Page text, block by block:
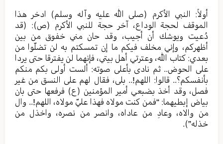
أولاً: النبي الأكرم (صلى الله عليه وآله وسلم) ادخر هذا
الموقف لحجة الوداع، آخر حجة للنبي الأكرم (ص): (قد
دُعيت ويوشك أن أجيب، وقد حان مني خفوق من بين
أظهركم، وإني مخلف فيكم ما إن تمسكتم به لن تضلّوا من
بعدي: كتاب الله، وعترتي أهل بيتي، فإنهما لن يفترقا حتى يردا
على الحوض.. ثم نادى بأعلى صوته: ألست أولى بكم منكم
بأنفسكم؟.. قالوا: اللهم!.. بلى، فقال لهم على النسق من غير
فصل، وقد أخذ بضبعي أمير المؤمنين (ع) فرفعها حتى بان
بياض إبطيهما: “فمن كنت مولاه فهذا عليّ مولاه، اللهم!.. وال
من والاه، وعادِ من عاداه، وانصر من نصره، واخذل من
خذله”).